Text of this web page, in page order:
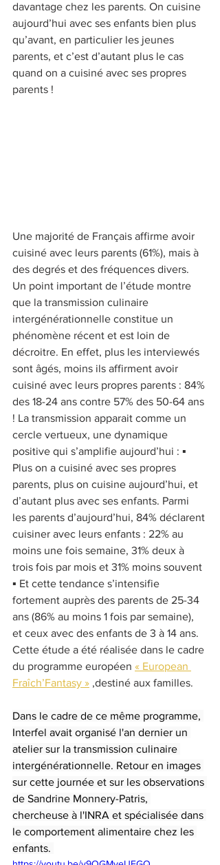
davantage chez les parents. On cuisine
aujourd’hui avec ses enfants bien plus
qu’avant, en particulier les jeunes
parents, et c’est d’autant plus le cas
quand on a cuisiné avec ses propres
parents !
Une majorité de Français affirme avoir
cuisiné avec leurs parents (61%), mais à
des degrés et des fréquences divers.
Un point important de l’étude montre
que la transmission culinaire
intergénérationnelle constitue un
phénomène récent et est loin de
décroitre. En effet, plus les interviewés
sont âgés, moins ils affirment avoir
cuisiné avec leurs propres parents : 84%
des 18-24 ans contre 57% des 50-64 ans
! La transmission apparait comme un
cercle vertueux, une dynamique
positive qui s’amplifie aujourd’hui : ▪
Plus on a cuisiné avec ses propres
parents, plus on cuisine aujourd’hui, et
d’autant plus avec ses enfants. Parmi
les parents d’aujourd’hui, 84% déclarent
cuisiner avec leurs enfants : 22% au
moins une fois semaine, 31% deux à
trois fois par mois et 31% moins souvent
▪ Et cette tendance s’intensifie
fortement auprès des parents de 25-34
ans (86% au moins 1 fois par semaine),
et ceux avec des enfants de 3 à 14 ans.
Cette étude a été réalisée dans le cadre
du programme européen « European
Fraîch’Fantasy » ,destiné aux familles.
Dans le cadre de ce même programme,
Interfel avait organisé l'an dernier un
atelier sur la transmission culinaire
intergénérationnelle. Retour en images
sur cette journée et sur les observations
de Sandrine Monnery-Patris,
chercheuse à l'INRA et spécialisée dans
le comportement alimentaire chez les
enfants.